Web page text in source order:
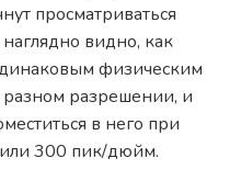
просматриваться
видно, как
физическим
разрешении, и
в него при
300 пик/дюйм.